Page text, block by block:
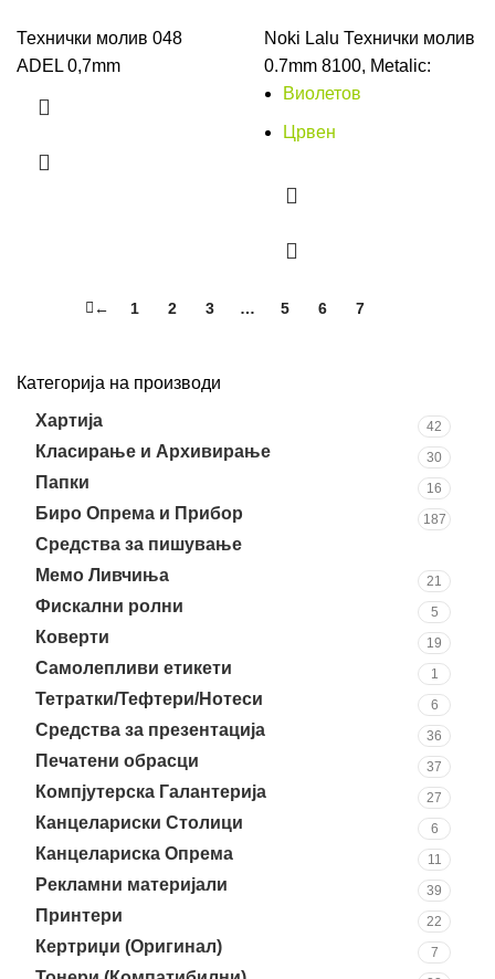
Категорија на производи
Хартија
42
Класирање и Архивирање 30
Папки 16
Биро Опрема и Прибор 187
Средства за пишување
Мемо Ливчиња 21
Фискални ролни 5
Коверти 19
Самолепливи етикети 1
Тетратки/Тефтери/Нотеси 6
Средства за презентација 36
Печатени обрасци 37
Компјутерска Галантерија 27
Канцелариски Столици 6
Канцелариска Опрема 11
Рекламни материјали 39
Принтери 22
Кертриџи (Оригинал) 7
Технички молив 048
ADEL 0,7mm
Noki Lalu Технички молив
0.7mm 8100, Metalic:
Виолетов
Црвен
← 1 2 3 … 5 6 7